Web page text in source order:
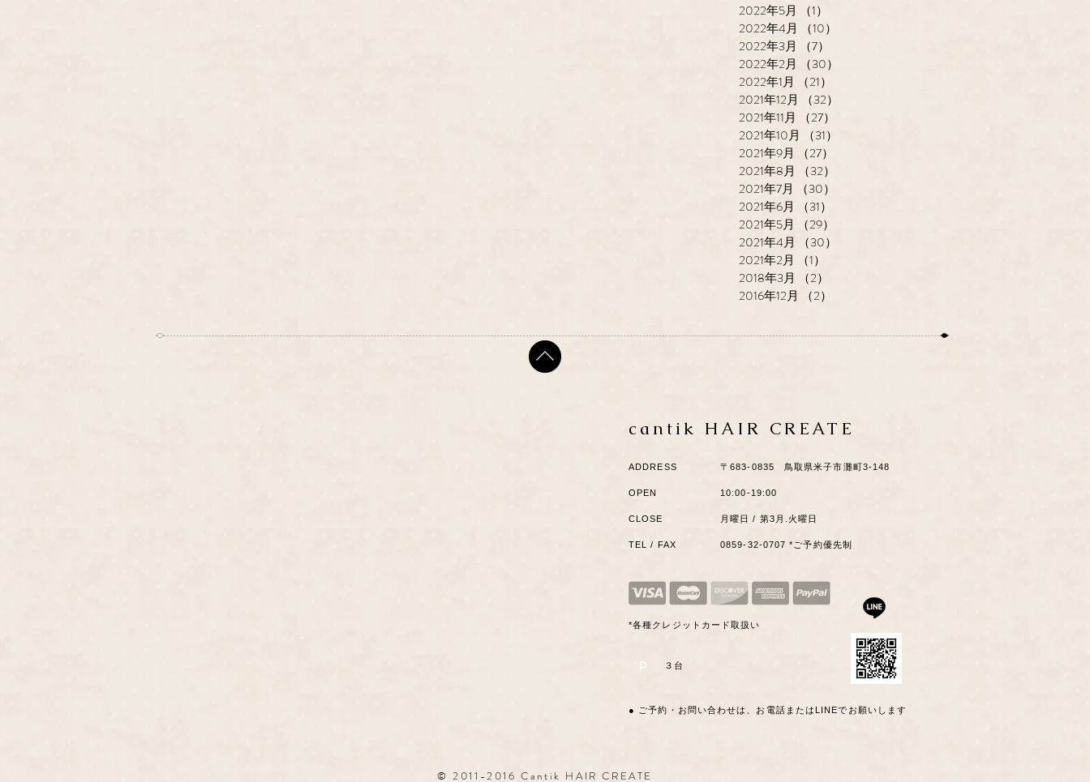
2022年5月 （1）
2022年4月
（10）
2022年3月
（7）
2022年2月
（30）
2022年1月
（21）
2021年12月
（32）
2021年11月
（27）
2021年10月
（31）
2021年9月
（27）
2021年8月
（32）
2021年7月
（30）
2021年6月
（31）
2021年5月
（29）
2021年4月
（30）
2021年2月
（1）
2018年3月
（2）
2016年12月
（2）
cantik HAIR CREATE
ADDRESS ​〒683-0835 鳥取県米子市灘町3-148
OPEN 10:00-19:00
CLOSE 月曜日 / 第3月.火曜日
TEL / FAX 0859-32-0707 *ご予約優先制
*各種クレジットカード取扱い
P ​３台
● ご予約・お問い合わせは、お電話またはLINEでお願いします
© 2011-2016 Cantik HAIR CREATE